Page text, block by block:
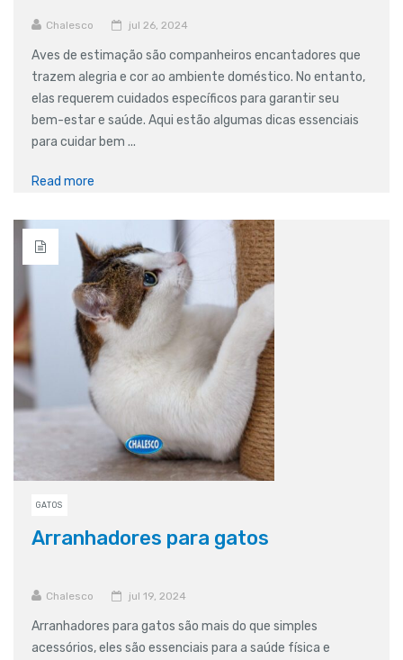
Chalesco jul 26, 2024
Aves de estimação são companheiros encantadores que
trazem alegria e cor ao ambiente doméstico. No entanto,
elas requerem cuidados específicos para garantir seu
bem-estar e saúde. Aqui estão algumas dicas essenciais
para cuidar bem ...
Read more
GATOS
Arranhadores para gatos
Chalesco jul 19, 2024
Arranhadores para gatos são mais do que simples
acessórios, eles são essenciais para a saúde física e